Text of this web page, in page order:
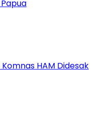
HAM Didesak